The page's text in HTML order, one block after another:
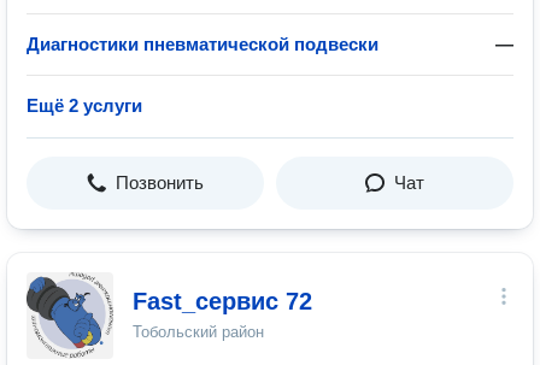
Диагностики пневматической подвески —
Ещё 2 услуги
Позвонить Чат
Fast_сервис 72
Тобольский район